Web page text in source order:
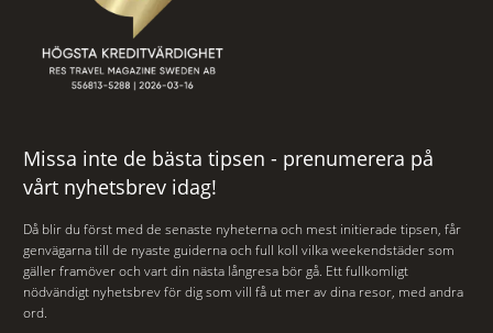
Missa inte de bästa tipsen - prenumerera på
vårt nyhetsbrev idag!
Då blir du först med de senaste nyheterna och mest initierade tipsen, får
genvägarna till de nyaste guiderna och full koll vilka weekendstäder som
gäller framöver och vart din nästa långresa bör gå. Ett fullkomligt
nödvändigt nyhetsbrev för dig som vill få ut mer av dina resor, med andra
ord.